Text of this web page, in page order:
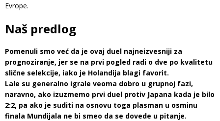
Evrope.
Naš predlog
Pomenuli smo već da je ovaj duel najneizvesniji za
prognoziranje, jer se na prvi pogled radi o dve po kvalitetu
slične selekcije, iako je Holandija blagi favorit.
Lale su generalno igrale veoma dobro u grupnoj fazi,
naravno, ako izuzmemo prvi duel protiv Japana kada je bilo
2:2, pa ako je suditi na osnovu toga plasman u osminu
finala Mundijala ne bi smeo da se dovede u pitanje.